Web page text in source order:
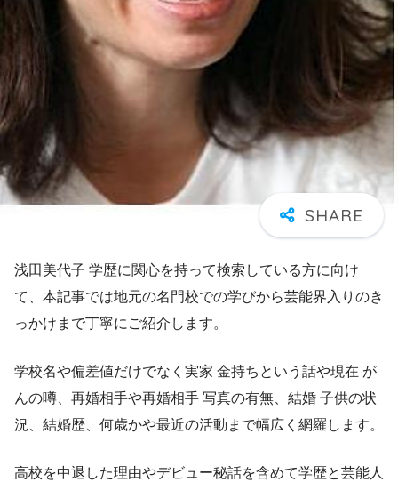
浅田美代子 学歴に関心を持って検索している方に向け
て、本記事では地元の名門校での学びから芸能界入りのき
っかけまで丁寧にご紹介します。
学校名や偏差値だけでなく実家 金持ちという話や現在 が
んの噂、再婚相手や再婚相手 写真の有無、結婚 子供の状
況、結婚歴、何歳かや最近の活動まで幅広く網羅します。
高校を中退した理由やデビュー秘話を含めて学歴と芸能人